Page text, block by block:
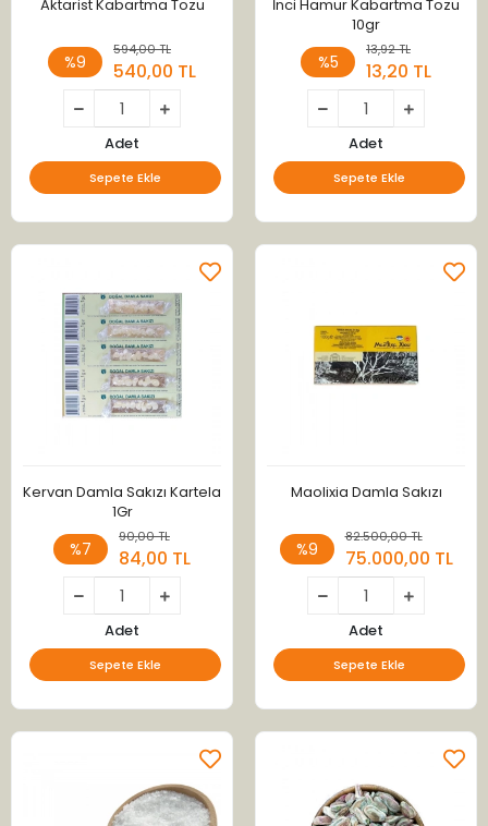
Aktarist Kabartma Tozu
%9
594,00 TL
540,00 TL
Adet
Sepete Ekle
İnci Hamur Kabartma Tozu
10gr
%5
13,92 TL
13,20 TL
Adet
Sepete Ekle
Kervan Damla Sakızı Kartela
1Gr
%7
90,00 TL
84,00 TL
Adet
Sepete Ekle
Maolixia Damla Sakızı
%9
82.500,00 TL
75.000,00 TL
Adet
Sepete Ekle